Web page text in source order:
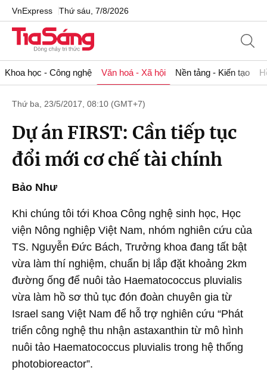
VnExpress Thứ sáu, 7/8/2026
Khoa học - Công nghệ Văn hoá - Xã hội Nền tảng - Kiến tạo
Thứ ba, 23/5/2017, 08:10 (GMT+7)
Dự án FIRST: Cần tiếp tục
đổi mới cơ chế tài chính
Bảo Như
Khi chúng tôi tới Khoa Công nghệ sinh học, Học
viện Nông nghiệp Việt Nam, nhóm nghiên cứu của
TS. Nguyễn Đức Bách, Trưởng khoa đang tất bật
vừa làm thí nghiệm, chuẩn bị lắp đặt khoảng 2km
đường ống để nuôi tảo Haematococcus pluvialis
vừa làm hồ sơ thủ tục đón đoàn chuyên gia từ
Israel sang Việt Nam để hỗ trợ nghiên cứu “Phát
triển công nghệ thu nhận astaxanthin từ mô hình
nuôi tảo Haematococcus pluvialis trong hệ thống
photobioreactor”.